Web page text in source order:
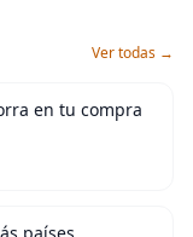
Ver todas →
en tu compra